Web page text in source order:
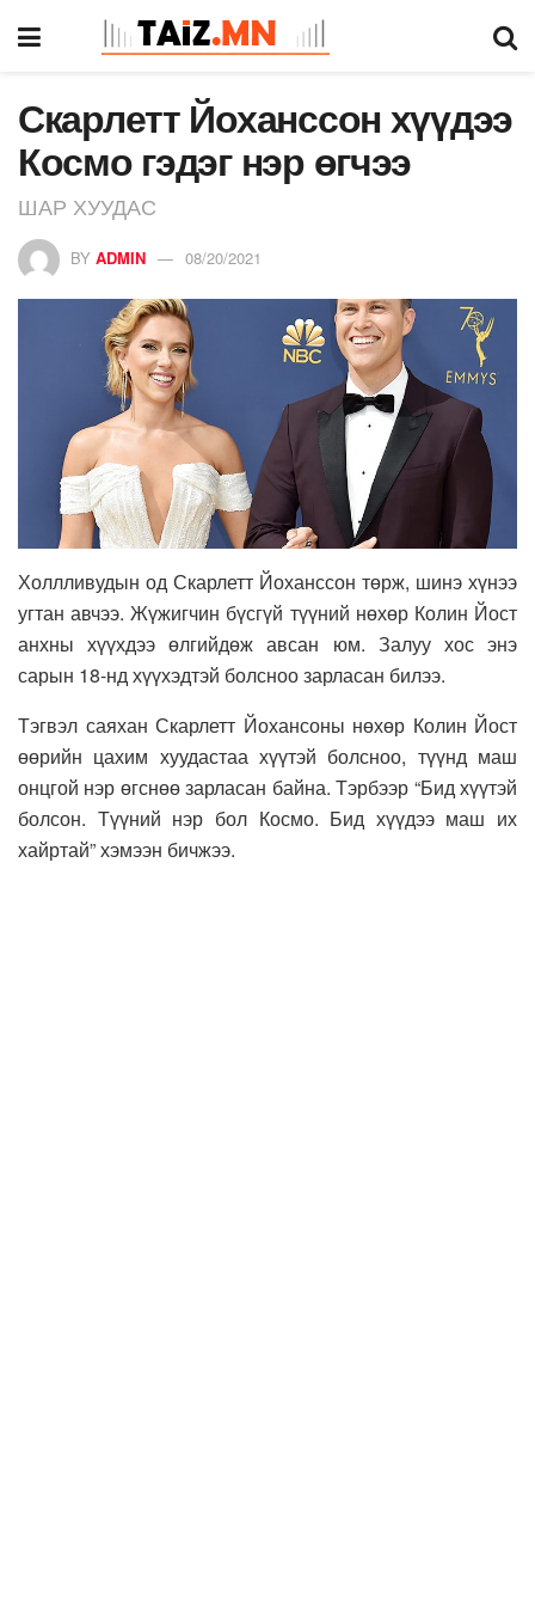
Скарлетт Йоханссон хүүдээ
Космо гэдэг нэр өгчээ
ШАР ХУУДАС
BY ADMIN 08/20/2021
Холлливудын од Скарлетт Йоханссон төрж, шинэ хүнээ
угтан авчээ. Жүжигчин бүсгүй түүний нөхөр Колин Йост
анхны хүүхдээ өлгийдөж авсан юм. Залуу хос энэ
сарын 18-нд хүүхэдтэй болсноо зарласан билээ.
Тэгвэл саяхан Скарлетт Йохансоны нөхөр Колин Йост
өөрийн цахим хуудастаа хүүтэй болсноо, түүнд маш
онцгой нэр өгснөө зарласан байна. Тэрбээр “Бид хүүтэй
болсон. Түүний нэр бол Космо. Бид хүүдээ маш их
хайртай” хэмээн бичжээ.